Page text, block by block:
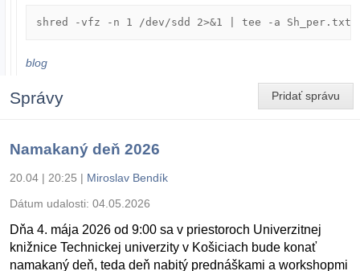
shred -vfz -n 1 /dev/sdd 2>&1 | tee -a Sh_per.txt
blog
Pridať správu
Správy
Namakaný deň 2026
20.04 | 20:25 | Miroslav Bendík
Dátum udalosti: 04.05.2026
Dňa 4. mája 2026 od 9:00 sa v priestoroch Univerzitnej
knižnice Technickej univerzity v Košiciach bude konať
namakaný deň, teda deň nabitý prednáškami a workshopmi